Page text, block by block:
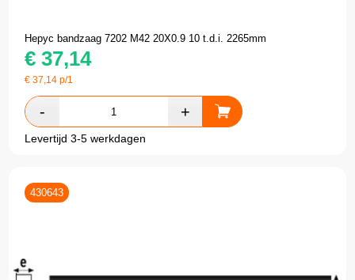
Hepyc bandzaag 7202 M42 20X0.9 10 t.d.i. 2265mm
€ 37,14
€37,14 p/1
Levertijd 3-5 werkdagen
430643